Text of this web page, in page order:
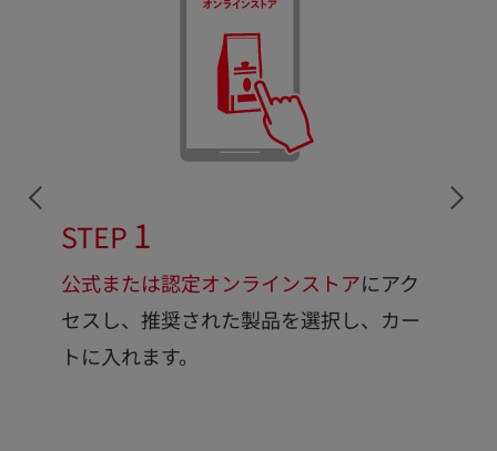
STEP 1
公式または認定オンラインストアにアク
セスし、推奨された製品を選択し、カー
トに入れます。